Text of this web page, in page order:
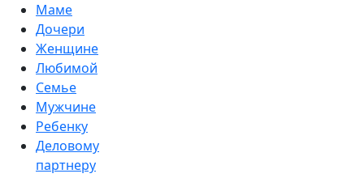
Маме
Дочери
Женщине
Любимой
Семье
Мужчине
Ребенку
Деловому
партнеру